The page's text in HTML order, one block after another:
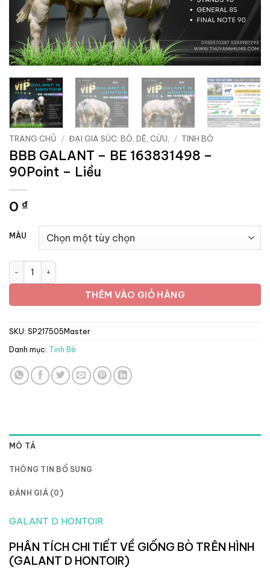
TRANG CHỦ / ĐẠI GIA SÚC: BÒ, DÊ, CỪU, / TINH BÒ
BBB GALANT – BE 163831498 –
90Point – Liều
0 ₫
MÀU
BBB GALANT - BE 163831498 - 90Point - Liều số lượng
THÊM VÀO GIỎ HÀNG
SKU: SP217505Master
Danh mục: Tinh Bò
MÔ TẢ
THÔNG TIN BỔ SUNG
ĐÁNH GIÁ (0)
GALANT D HONTOIR
PHÂN TÍCH CHI TIẾT VỀ GIỐNG BÒ TRÊN HÌNH
(GALANT D HONTOIR)